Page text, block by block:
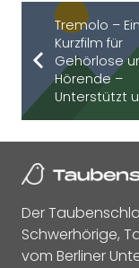
Tremolo – Ein
Kurzfilm für
Gehörlose
Hörende –
Unterstützt
Der
Schwerhörige,
vom Berliner